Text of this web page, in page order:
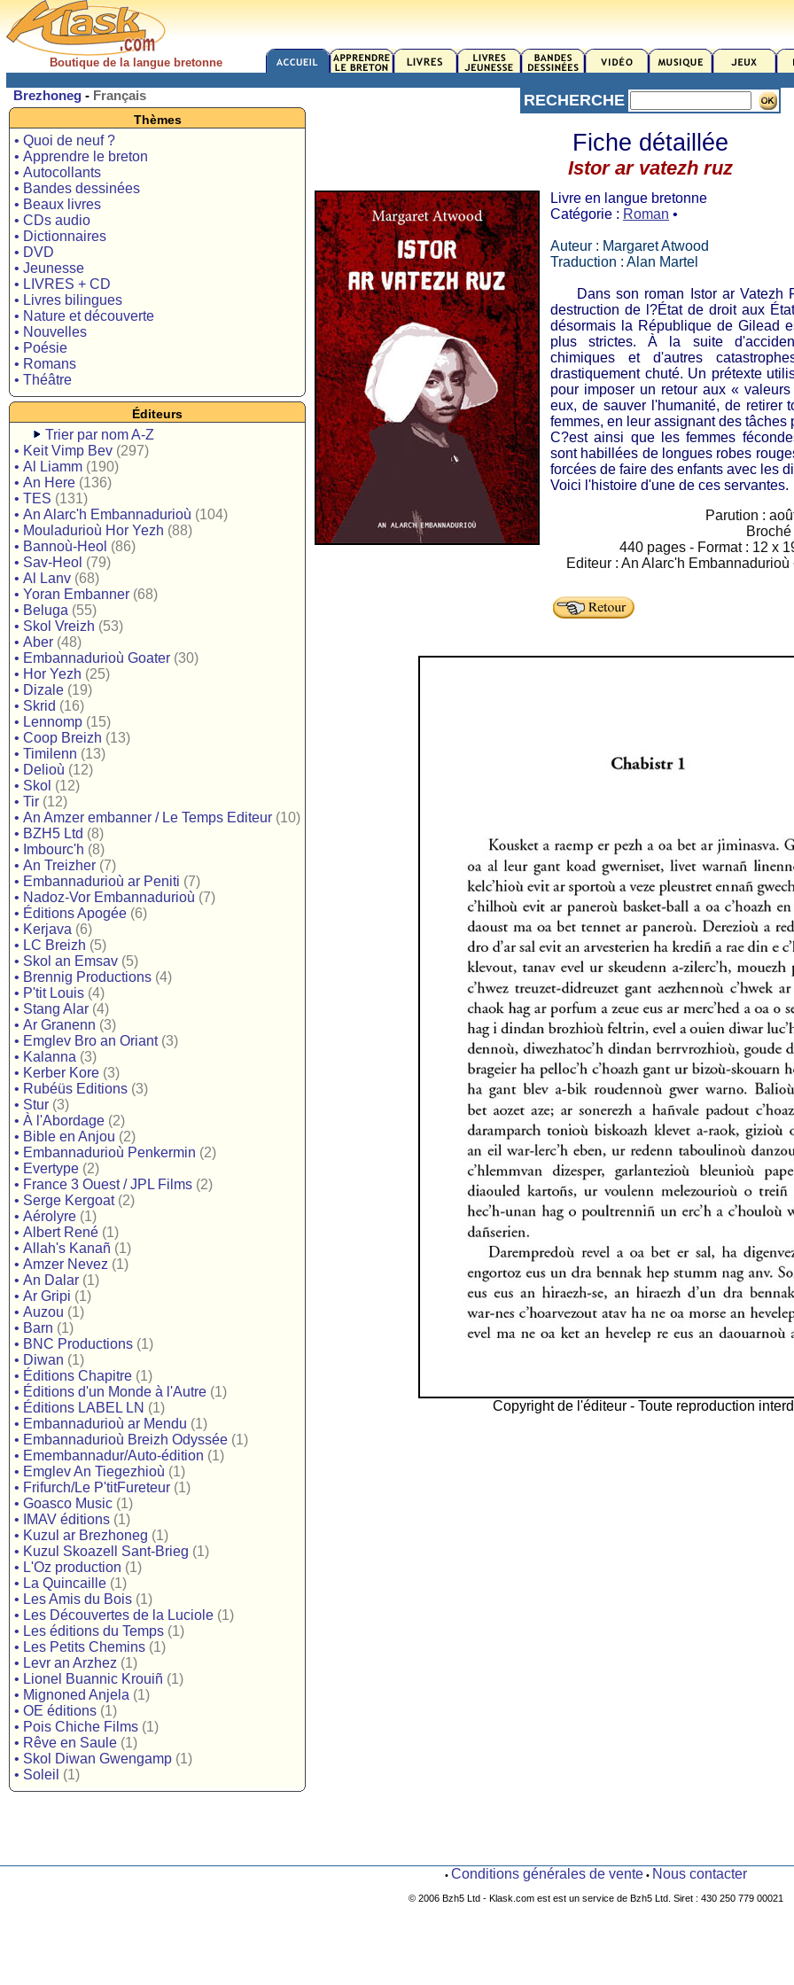
Boutique de la langue bretonne
Brezhoneg - Français
Thèmes
• Quoi de neuf ?
• Apprendre le breton
• Autocollants
• Bandes dessinées
• Beaux livres
• CDs audio
• Dictionnaires
• DVD
• Jeunesse
• LIVRES + CD
• Livres bilingues
• Nature et découverte
• Nouvelles
• Poésie
• Romans
• Théâtre
Éditeurs
Trier par nom A-Z
• Keit Vimp Bev (297)
• Al Liamm (190)
• An Here (136)
• TES (131)
• An Alarc'h Embannadurioù (104)
• Mouladurioù Hor Yezh (88)
• Bannoù-Heol (86)
• Sav-Heol (79)
• Al Lanv (68)
• Yoran Embanner (68)
• Beluga (55)
• Skol Vreizh (53)
• Aber (48)
• Embannadurioù Goater (30)
• Hor Yezh (25)
• Dizale (19)
• Skrid (16)
• Lennomp (15)
• Coop Breizh (13)
• Timilenn (13)
• Delioù (12)
• Skol (12)
• Tir (12)
• An Amzer embanner / Le Temps Editeur (10)
• BZH5 Ltd (8)
• Imbourc'h (8)
• An Treizher (7)
• Embannadurioù ar Peniti (7)
• Nadoz-Vor Embannadurioù (7)
• Éditions Apogée (6)
• Kerjava (6)
• LC Breizh (5)
• Skol an Emsav (5)
• Brennig Productions (4)
• P'tit Louis (4)
• Stang Alar (4)
• Ar Granenn (3)
• Emglev Bro an Oriant (3)
• Kalanna (3)
• Kerber Kore (3)
• Rubéüs Editions (3)
• Stur (3)
• À l'Abordage (2)
• Bible en Anjou (2)
• Embannadurioù Penkermin (2)
• Evertype (2)
• France 3 Ouest / JPL Films (2)
• Serge Kergoat (2)
• Aérolyre (1)
• Albert René (1)
• Allah's Kanañ (1)
• Amzer Nevez (1)
• An Dalar (1)
• Ar Gripi (1)
• Auzou (1)
• Barn (1)
• BNC Productions (1)
• Diwan (1)
• Éditions Chapitre (1)
• Éditions d'un Monde à l'Autre (1)
• Éditions LABEL LN (1)
• Embannadurioù ar Mendu (1)
• Embannadurioù Breizh Odyssée (1)
• Emembannadur/Auto-édition (1)
• Emglev An Tiegezhioù (1)
• Frifurch/Le P'titFureteur (1)
• Goasco Music (1)
•
IMAV éditions (1)
• Kuzul ar Brezhoneg (1)
• Kuzul Skoazell Sant-Brieg (1)
• L'Oz production (1)
• La Quincaille (1)
• Les Amis du Bois (1)
• Les Découvertes de la Luciole (1)
• Les éditions du Temps (1)
• Les Petits Chemins (1)
• Levr an Arzhez (1)
• Lionel Buannic Krouiñ (1)
• Mignoned Anjela (1)
• OE éditions (1)
• Pois Chiche Films (1)
• Rêve en Saule (1)
• Skol Diwan Gwengamp (1)
• Soleil (1)
RECHERCHE
Fiche détaillée
Istor ar vatezh ruz
Livre en langue bretonne
Catégorie : Roman •
Auteur : Margaret Atwood
Traduction : Alan Martel
Dans son roman Istor ar Vatezh
destruction de l?État de droit aux
désormais la République de Gilead
plus strictes. À la suite
chimiques et d'autres
drastiquement chuté. Un prétexte
pour imposer un retour aux «
eux, de sauver l'humanité, de retirer
femmes, en leur assignant des tâches
C?est ainsi que les femmes
sont habillées de longues robes
forcées de faire des enfants avec les
Voici l'histoire d'une de ces servantes.
Parution :
Broché
440 pages - Format : 12 x
Editeur : An Alarc'h
Copyright de l'éditeur - Toute reproduction
• Conditions générales de vente• Nous contacter
© 2006 Bzh5 Ltd - Klask.com est est un service de Bzh5 Ltd. Siret : 430 250 779 00021